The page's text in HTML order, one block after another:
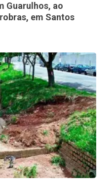
Guarulhos, ao
em Santos